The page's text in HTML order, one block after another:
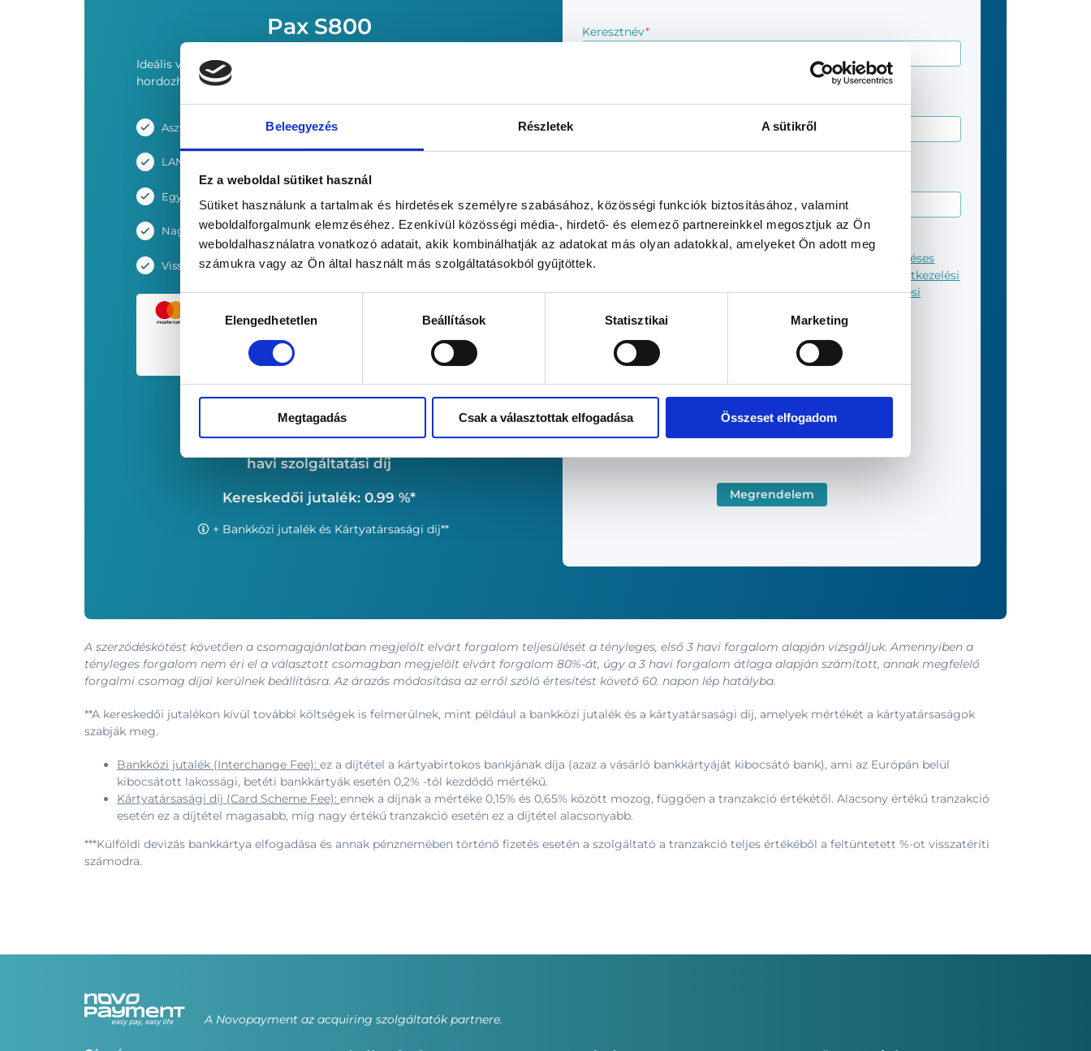
Beleegyezés Részletek A sütikről
Ez a weboldal sütiket használ
Sütiket használunk a tartalmak és hirdetések személyre szabásához, közösségi funkciók biztosításához, valamint
weboldalforgalmunk elemzéséhez. Ezenkívül közösségi média-, hirdető- és elemező partnereinkkel megosztjuk az Ön
weboldalhasználatra vonatkozó adatait, akik kombinálhatják az adatokat más olyan adatokkal, amelyeket Ön adott meg
számukra vagy az Ön által használt más szolgáltatásokból gyűjtöttek.
Hozzájárulás
kiválasztásaElengedhetetlen Beállítások Statisztikai Marketing
Megtagadás Csak a választottak elfogadása Összeset elfogadom
Pax S800
Ideális választás kereskedések számára, ahol nem szükséges a
hordozható készülék.
Asztali terminál
LAN internet-kábeles csatlakozás
Egyszerű kezelés és beállítás, gyors műveletek
Nagy sebességű nyomtató
Visszatérítés DCC*** tranzakció után: 1%
0Ft
havi szolgáltatási díj
Kereskedői jutalék: 0.99 %*
+ Bankközi jutalék és Kártyatársasági díj**
Keresztnév*
E-mail*
Általános
tájékoztató*
Szerződéses
kapcsolattartásra kijelölt személyekkel kapcsolatos adatkezelési
tájékoztatójátés azÜgyfelekkel kapcsolatos adatkezelési
CAPTCHA
A szerződéskötést követően a csomagajánlatban megjelölt elvárt forgalom teljesülését a tényleges, első 3 havi forgalom alapján vizsgáljuk. Amennyiben a
tényleges forgalom nem éri el a választott csomagban megjelölt elvárt forgalom 80%-át, úgy a 3 havi forgalom átlaga alapján számított, annak megfelelő
forgalmi csomag díjai kerülnek beállításra. Az árazás módosítása az erről szóló értesítést követő 60. napon lép hatályba.
**A kereskedői jutalékon kívül további költségek is felmerülnek, mint például a bankközi jutalék és a kártyatársasági díj, amelyek mértékét a kártyatársaságok
szabják meg.
Bankközi jutalék (Interchange Fee): ez a díjtétel a kártyabirtokos bankjának díja (azaz a vásárló bankkártyáját kibocsátó bank), ami az Európán belül
kibocsátott lakossági, betéti bankkártyák esetén 0,2% -tól kezdődő mértékű.
Kártyatársasági díj (Card Scheme Fee): ennek a díjnak a mértéke 0,15% és 0,65% között mozog, függően a tranzakció értékétől. Alacsony értékű tranzakció
esetén ez a díjtétel magasabb, míg nagy értékű tranzakció esetén ez a díjtétel alacsonyabb.
***Külföldi devizás bankkártya elfogadása és annak pénznemében történő fizetés esetén a szolgáltató a tranzakció teljes értékéből a feltüntetett %-ot visszatéríti
számodra.
A Novopayment az acquiring szolgáltatók partnere.